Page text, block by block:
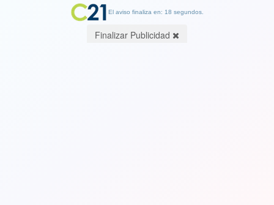
El aviso finaliza en: 17 segundos.
Finalizar Publicidad